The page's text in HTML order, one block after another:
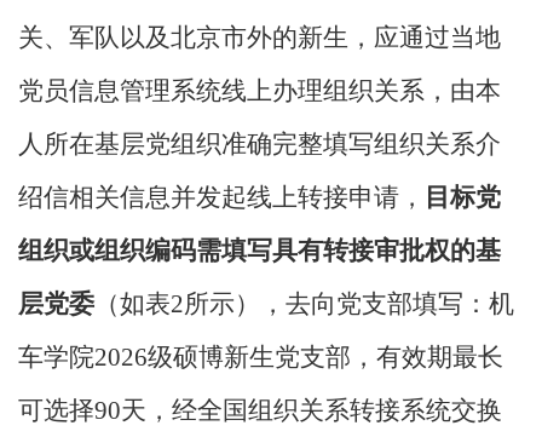
关、军队以及北京市外的新生，应通过当地
党员信息管理系统线上办理组织关系，由本
人所在基层党组织准确完整填写组织关系介
绍信相关信息并发起线上转接申请， 目标党
组织或组织编码需填写具有转接审批权的基
层党委 （如表2所示），去向党支部填写：机
车学院2026级硕博新生党支部，有效期最长
可选择90天，经全国组织关系转接系统交换